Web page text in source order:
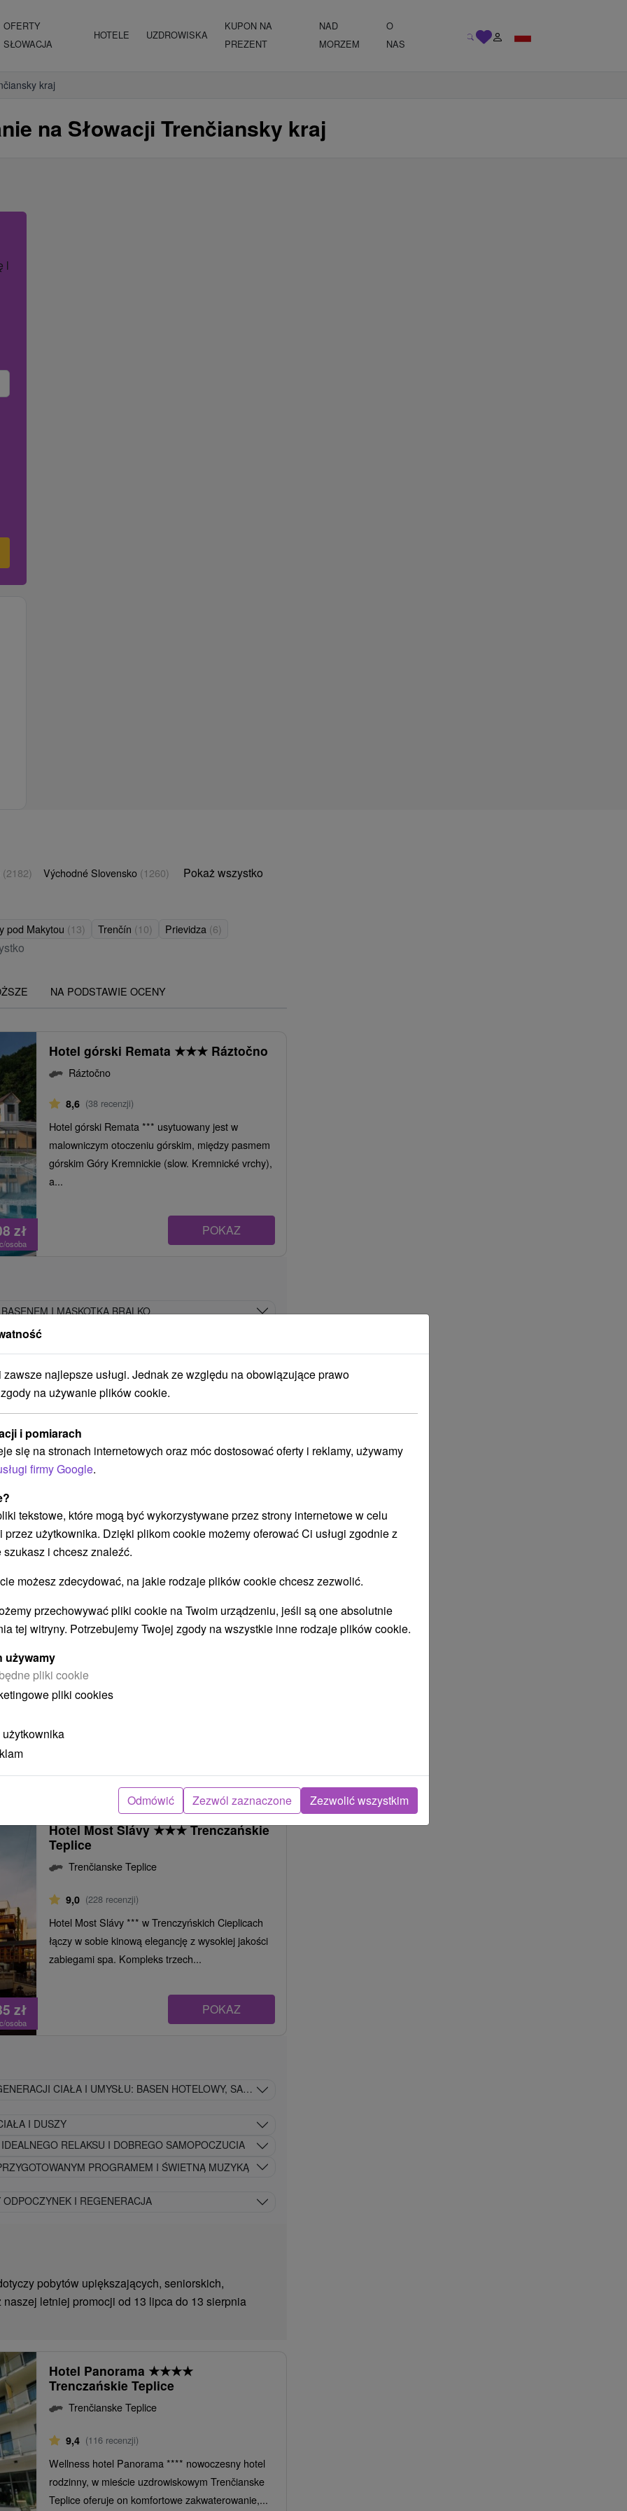
OFERTY
SŁOWACJA
HOTELE UZDROWISKA
KUPON NA
PREZENT
NAD
MORZEM
O
NAS
kraj
na Słowacji Trenčiansky kraj
nazwę hotelu.
(2182) Východné Slovensko (1260) Pokaż wszystko
pod Makytou (13) Trenčín (10) Prievidza (6)
NA PODSTAWIE OCENY
zł
osoba
Hotel górski Remata ★★★ Ráztočno
Ráztočno
8,6 (38 recenzji)
Hotel górski Remata *** usytuowany jest w
malowniczym otoczeniu górskim, między pasmem
górskim Góry Kremnickie (slow. Kremnické vrchy),
a...
POKAZ
I MASKOTKĄ BRALKO
WYPOCZYNEK Z WYCIECZKAMI DO BOJNIC
zł
Hotel Flóra★★★Trenczańskie
Teplice
Trenčianske Teplice
9,0 (310 recenzji)
Hotel Flóra *** położony jest w cichym i
pawilonu zdrojowego, w samym sercu
malowniczych...
POKAZ
POBYT PEŁEN RELAKSU I DOBREGO SAMOPOCZUCIA
I SKUTECZNA UCIECZKA OD STRESU
OKIEM EKSPERTÓW
SZYTE NA MIARĘ I DOBRE SAMOPOCZUCIE UZDROWISKA
I REGENERACJA
W SERCU TRENCZYŃSKICH TEPLIC
zł
osoba
Hotel Most Slávy★★★Trenczańskie
Teplice
Trenčianske Teplice
9,0 (228 recenzji)
Hotel Most Slávy *** w Trenczyńskich Cieplicach
łączy w sobie kinową elegancję z wysokiej jakości
zabiegami spa. Kompleks trzech...
POKAZ
CIAŁA I UMYSŁU: BASEN HOTELOWY, SAUNA FIŃSKA I MASAŻ
I DUSZY
RELAKSU I DOBREGO SAMOPOCZUCIA
PROGRAMEM I ŚWIETNĄ MUZYKĄ
I REGENERACJA
pobytów upiększających, seniorskich,
letniej promocji od 13 lipca do 13 sierpnia
Hotel Panorama ★★★★
Trenczańskie Teplice
Trenčianske Teplice
9,4 (116 recenzji)
Wellness hotel Panorama **** nowoczesny hotel
rodzinny, w mieście uzdrowiskowym Trenčianske
Teplice oferuje on komfortowe zakwaterowanie,...
najlepsze usługi. Jednak ze względu na obowiązujące prawo
na używanie plików cookie.
i pomiarach
się na stronach internetowych oraz móc dostosować oferty i reklamy, używamy
firmy Google.
tekstowe, które mogą być wykorzystywane przez strony internetowe w celu
przez użytkownika. Dzięki plikom cookie możemy oferować Ci usługi zgodnie z
i chcesz znaleźć.
możesz zdecydować, na jakie rodzaje plików cookie chcesz zezwolić.
przechowywać pliki cookie na Twoim urządzeniu, jeśli są one absolutnie
tej witryny. Potrzebujemy Twojej zgody na wszystkie inne rodzaje plików cookie.
używamy
pliki cookie
pliki cookies
Odmówić Zezwól zaznaczone Zezwolić wszystkim